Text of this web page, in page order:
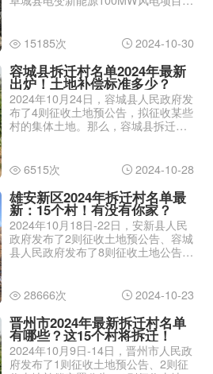
哪些？
 15185次  2024-10-30
容城县拆迁村名单2024年最新
出炉！土地补偿标准多少？
2024年10月24日，容城县人民政府发
布了4则征收土地预公告，拟征收某些
村的集体土地。那么，容城县拆迁村
 6515次  2024-10-28
雄安新区2024年拆迁村名单最
新：15个村！有没有你家？
2024年10月18日-22日，安新县人民
政府发布了2则征收土地预公告、容城
县人民政府发布了8则征收土地公告、
拆迁了。那么，雄安新区2024年拆迁
村名单最新有哪些？
 28666次  2024-10-23
晋州市2024年最新拆迁村名单
有哪些？这15个村将拆迁！
2024年10月9日-14日，晋州市人民政
府发布了1则征收土地预公告、2则征